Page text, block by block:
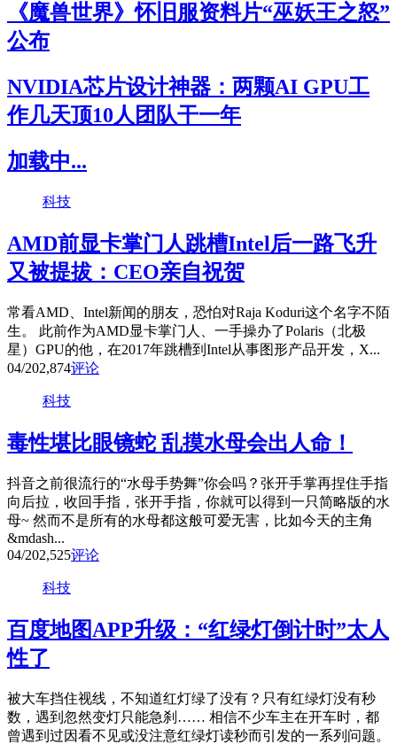
《魔兽世界》怀旧服资料片“巫妖王之怒”
公布
NVIDIA芯片设计神器：两颗AI GPU工
作几天顶10人团队干一年
加载中...
科技
AMD前显卡掌门人跳槽Intel后一路飞升
又被提拔：CEO亲自祝贺
常看AMD、Intel新闻的朋友，恐怕对Raja Koduri这个名字不陌
生。 此前作为AMD显卡掌门人、一手操办了Polaris（北极
星）GPU的他，在2017年跳槽到Intel从事图形产品开发，X...
04/202,874评论
科技
毒性堪比眼镜蛇 乱摸水母会出人命！
抖音之前很流行的“水母手势舞”你会吗？张开手掌再捏住手指
向后拉，收回手指，张开手指，你就可以得到一只简略版的水
母~ 然而不是所有的水母都这般可爱无害，比如今天的主角
&mdash...
04/202,525评论
科技
百度地图APP升级：“红绿灯倒计时”太人
性了
被大车挡住视线，不知道红灯绿了没有？只有红绿灯没有秒
数，遇到忽然变灯只能急刹…… 相信不少车主在开车时，都
曾遇到过因看不见或没注意红绿灯读秒而引发的一系列问题。